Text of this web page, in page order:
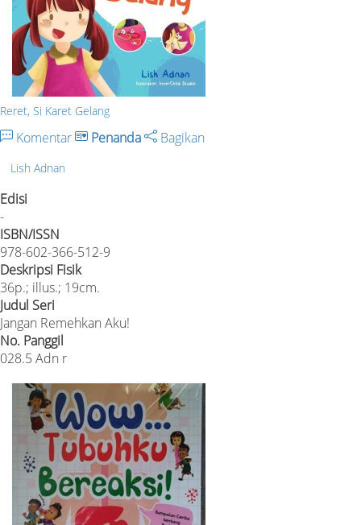
Reret, Si Karet Gelang
Komentar Penanda Bagikan
Lish Adnan
Edisi
-
ISBN/ISSN
978-602-366-512-9
Deskripsi Fisik
36p.; illus.; 19cm.
Judul Seri
Jangan Remehkan Aku!
No. Panggil
028.5 Adn r